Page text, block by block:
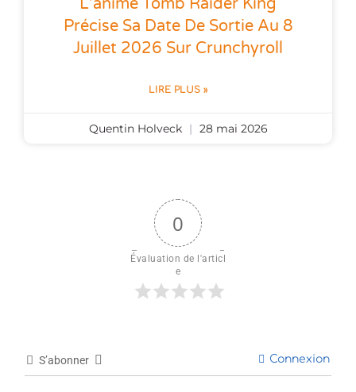
Précise Sa Date De Sortie Au 8
Juillet 2026 Sur Crunchyroll
LIRE PLUS »
Quentin Holveck 28 mai 2026
0
Évaluation de l'articl
e
S’abonner Connexion